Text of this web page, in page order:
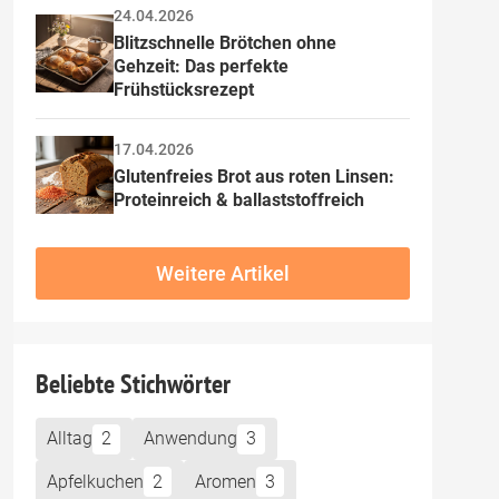
24.04.2026
Blitzschnelle Brötchen ohne
Gehzeit: Das perfekte
Frühstücksrezept
17.04.2026
Glutenfreies Brot aus roten Linsen:
Proteinreich & ballaststoffreich
Weitere Artikel
Beliebte Stichwörter
Alltag 2 Anwendung 3
Apfelkuchen 2 Aromen 3